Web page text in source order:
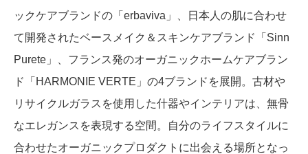
ックケアブランドの「erbaviva」、日本人の肌に合わせ
て開発されたベースメイク＆スキンケアブランド「Sinn
Purete」、フランス発のオーガニックホームケアブラン
ド「HARMONIE VERTE」の4ブランドを展開。古材や
リサイクルガラスを使用した什器やインテリアは、無骨
なエレガンスを表現する空間。自分のライフスタイルに
合わせたオーガニックプロダクトに出会える場所となっ